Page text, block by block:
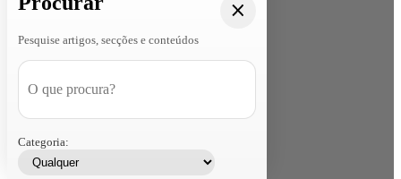
Pesquise artigos, secções e conteúdos
Categoria: